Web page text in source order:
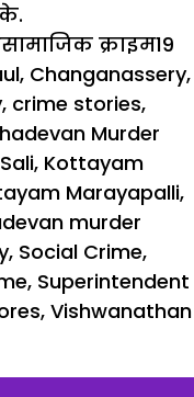
Categories
सामाजिक क्राइम19
, Changanassery,
, crime stories,
Murder
, Kottayam
Marayapalli,
murder
, Social Crime,
, Superintendent
, Vishwanathan